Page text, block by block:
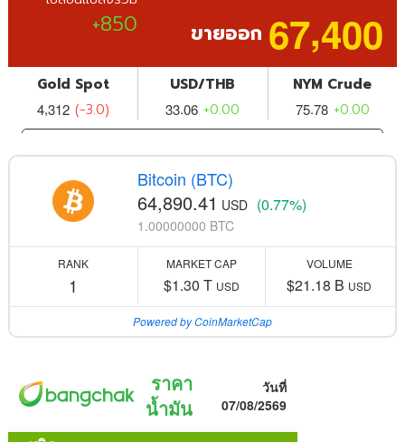
Bitcoin (BTC)
64,890.41 USD (0.77%)
1.00000000 BTC
RANK
1
MARKET CAP
$1.30 T USD
VOLUME
$21.18 B USD
Powered by CoinMarketCap